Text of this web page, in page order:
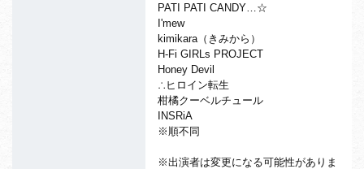
PATI PATI CANDY…☆
I'mew
kimikara（きみから）
H-Fi GIRLs PROJECT
Honey Devil
∴ヒロイン転生
柑橘クーベルチュール
INSRiA
※順不同
※出演者は変更になる可能性がありま